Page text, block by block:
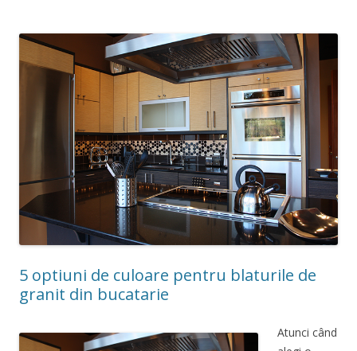
5 optiuni de culoare pentru blaturile de
granit din bucatarie
Atunci când